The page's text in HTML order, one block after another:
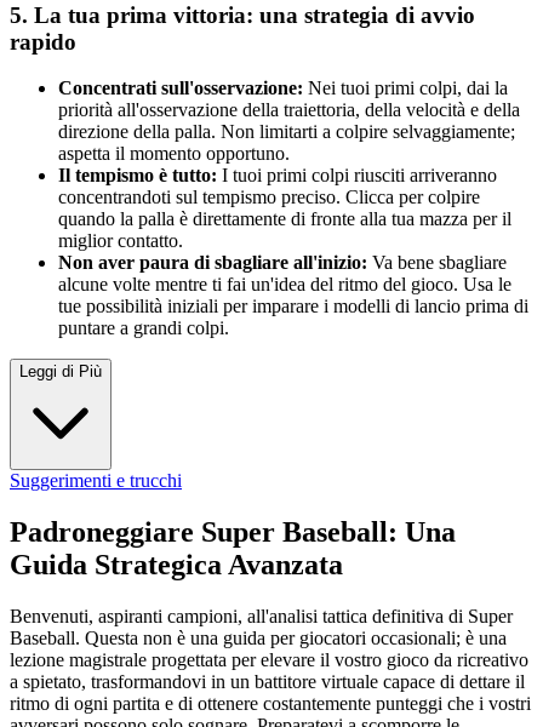
5. La tua prima vittoria: una strategia di avvio
rapido
Concentrati sull'osservazione: Nei tuoi primi colpi, dai la
priorità all'osservazione della traiettoria, della velocità e della
direzione della palla. Non limitarti a colpire selvaggiamente;
aspetta il momento opportuno.
Il tempismo è tutto: I tuoi primi colpi riusciti arriveranno
concentrandoti sul tempismo preciso. Clicca per colpire
quando la palla è direttamente di fronte alla tua mazza per il
miglior contatto.
Non aver paura di sbagliare all'inizio: Va bene sbagliare
alcune volte mentre ti fai un'idea del ritmo del gioco. Usa le
tue possibilità iniziali per imparare i modelli di lancio prima di
puntare a grandi colpi.
Leggi di Più
Suggerimenti e trucchi
Padroneggiare Super Baseball: Una
Guida Strategica Avanzata
Benvenuti, aspiranti campioni, all'analisi tattica definitiva di Super
Baseball. Questa non è una guida per giocatori occasionali; è una
lezione magistrale progettata per elevare il vostro gioco da ricreativo
a spietato, trasformandovi in un battitore virtuale capace di dettare il
ritmo di ogni partita e di ottenere costantemente punteggi che i vostri